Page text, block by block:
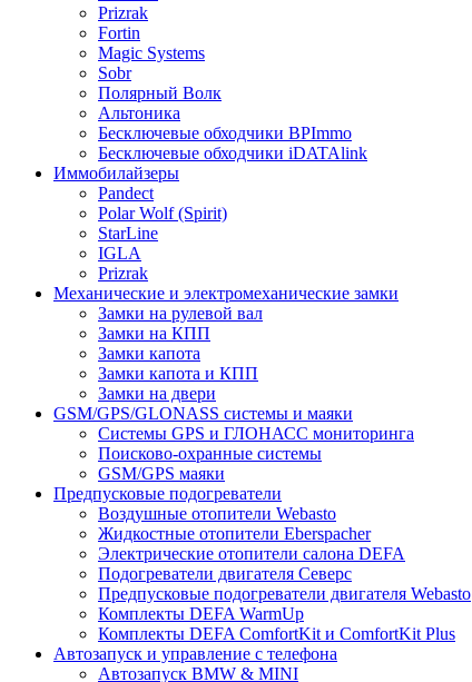
Prizrak
Fortin
Magic Systems
Sobr
Полярный Волк
Альтоника
Бесключевые обходчики BPImmo
Бесключевые обходчики iDATAlink
Иммобилайзеры
Pandect
Polar Wolf (Spirit)
StarLine
IGLA
Prizrak
Механические и электромеханические замки
Замки на рулевой вал
Замки на КПП
Замки капота
Замки капота и КПП
Замки на двери
GSM/GPS/GLONASS системы и маяки
Системы GPS и ГЛОНАСС мониторинга
Поисково-охранные системы
GSM/GPS маяки
Предпусковые подогреватели
Воздушные отопители Webasto
Жидкостные отопители Eberspacher
Электрические отопители салона DEFA
Подогреватели двигателя Северс
Предпусковые подогреватели двигателя Webasto
Комплекты DEFA WarmUp
Комплекты DEFA ComfortKit и ComfortKit Plus
Автозапуск и управление с телефона
Автозапуск BMW & MINI